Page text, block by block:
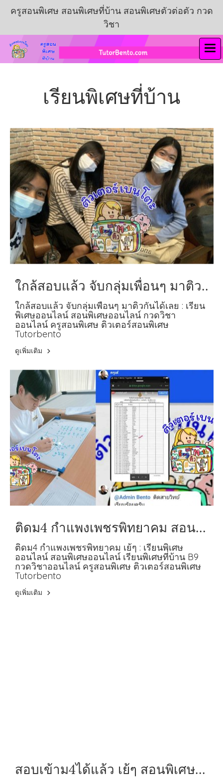
ครูสอนพิเศษ สอนพิเศษที่บ้าน สอนพิเศษตัวต่อตัว กวด
วิชา
เรียนพิเศษที่บ้าน
ใกล้สอบแล้ว จับกลุ่มเพื่อนๆ มาติว
กันได้เลย เรียนพิเศษที่บ้าน B10
ใกล้สอบแล้ว จับกลุ่มเพื่อนๆ มาติวกันได้เลย : เรียน
พิเศษออนไลน์ สอนพิเศษออนไลน์ กวดวิชา
ออนไลน์ ครูสอนพิเศษ ติวเตอร์สอนพิเศษ
Tutorbento
ดูเพิ่มเติม
ติดม4 กำแพงเพชรพิทยาคม สอน
พิเศษออนไลน์ เรียนพิเศษที่บ้าน B9
ติดม4 กำแพงเพชรพิทยาคม เย้ๆ : เรียนพิเศษ
ออนไลน์ สอนพิเศษออนไลน์ เรียนพิเศษที่บ้าน B9
กวดวิชาออนไลน์ ครูสอนพิเศษ ติวเตอร์สอนพิเศษ
Tutorbento
ดูเพิ่มเติม
สอบเข้าม4ได้แล้ว เย้ๆ สอนพิเศษ